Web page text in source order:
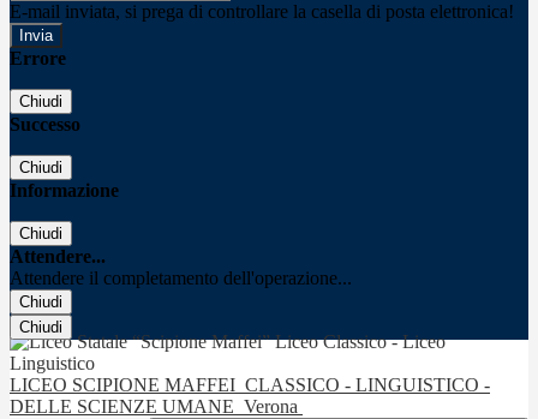
E-mail inviata, si prega di controllare la casella di posta elettronica!
Errore
Chiudi
Successo
Chiudi
Informazione
Chiudi
Attendere...
Attendere il completamento dell'operazione...
Chiudi
Chiudi
LICEO SCIPIONE MAFFEI CLASSICO - LINGUISTICO -
DELLE SCIENZE UMANE Verona